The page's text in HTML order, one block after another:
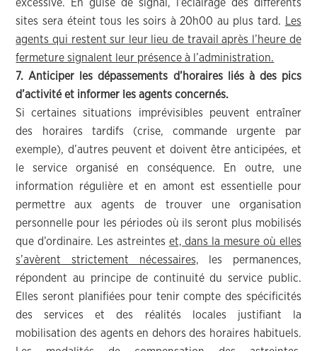
excessive. En guise de signal, l’éclairage des différents
sites sera éteint tous les soirs à 20h00 au plus tard.
Les
agents qui restent sur leur lieu de travail après l’heure de
fermeture signalent leur présence à l’administration.
7. Anticiper les dépassements d’horaires liés à des pics
d’activité et informer les agents concernés.
Si certaines situations imprévisibles peuvent entraîner
des horaires tardifs (crise, commande urgente par
exemple), d’autres peuvent et doivent être anticipées, et
le service organisé en conséquence. En outre, une
information régulière et en amont est essentielle pour
permettre aux agents de trouver une organisation
personnelle pour les périodes où ils seront plus mobilisés
que d’ordinaire. Les astreintes et, dans la mesure où elles
s’avèrent strictement nécessaires, les permanences,
répondent au principe de continuité du service public.
Elles seront planifiées pour tenir compte des spécificités
des services et des réalités locales justifiant la
mobilisation des agents en dehors des horaires habituels.